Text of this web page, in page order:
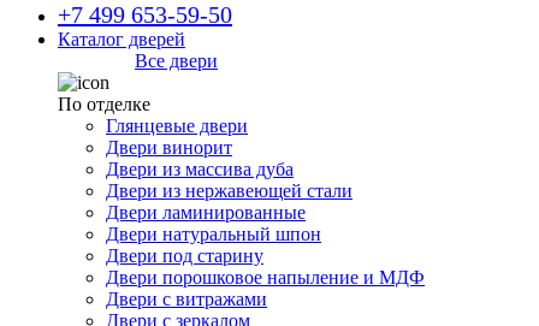
+7 499 653-59-50
Каталог дверей
Все двери
По отделке
Глянцевые двери
Двери винорит
Двери из массива дуба
Двери из нержавеющей стали
Двери ламинированные
Двери натуральный шпон
Двери под старину
Двери порошковое напыление и МДФ
Двери с витражами
Двери с зеркалом